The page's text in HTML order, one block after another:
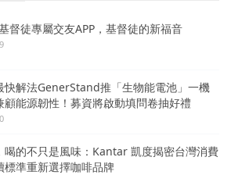
督徒專屬交友APP，基督徒的新福音
快解法GenerStand推「生物能電池」一機
顧能源韌性！募資將啟動填問卷抽好禮
喝的不只是風味：Kantar 凱度揭密台灣消費
標準重新選擇咖啡品牌